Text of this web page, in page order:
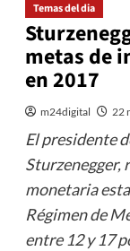
Temas del dia
metas de
en 2017
m24digital 22
El presidente
Sturzenegger,
monetaria
Régimen de
entre 12 y 17